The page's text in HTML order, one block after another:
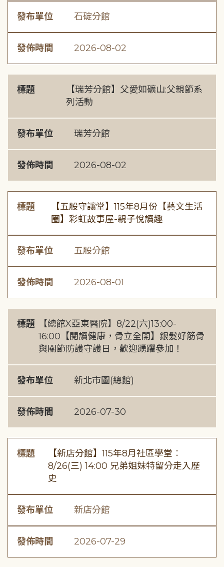
發布單位 石碇分館
發佈時間 2026-08-02
標題
【瑞芳分館】父愛如礦山:父親節系
列活動
發布單位 瑞芳分館
發佈時間 2026-08-02
標題
【五股守讓堂】115年8月份【藝文生活
圈】彩虹故事屋-親子悅讀趣
發布單位 五股分館
發佈時間 2026-08-01
標題
【總館X亞東醫院】8/22(六)13:00-
16:00【閱讀健康，骨立全開】銀髮好筋骨
與關節防護守護日，歡迎踴躍參加！
發布單位 新北市圖(總館)
發佈時間 2026-07-30
標題
【新店分館】115年8月社區學堂︰
8/26(三) 14:00 兄弟姐妹特留分走入歷
史
發布單位 新店分館
發佈時間 2026-07-29